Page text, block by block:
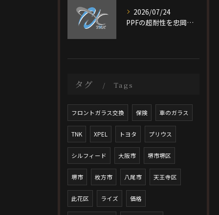
2026/07/24
PPFの超耐性を忠岡町で実現する大阪府泉北郡で後悔しない施工ガイド
タグ Tags
フロントガラス交換 保険 車のガラス
TNK XPEL トヨタ プリウス
シルフィード 大阪市 堺市堺区
堺市 枚方市 八尾市 天王寺区
此花区 ライズ 価格